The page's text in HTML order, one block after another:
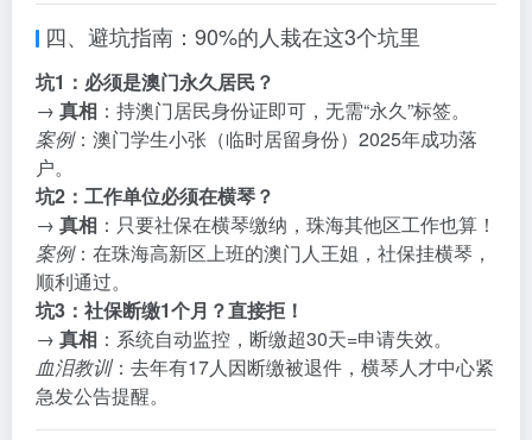
四、避坑指南：90%的人栽在这3个坑里
坑1：必须是澳门永久居民？
→ 真相 ：持澳门居民身份证即可，无需“永久”标签。
案例：澳门学生小张（临时居留身份）2025年成功落
户。
坑2：工作单位必须在横琴？
→ 真相 ：只要社保在横琴缴纳，珠海其他区工作也算！
案例：在珠海高新区上班的澳门人王姐，社保挂横琴，
顺利通过。
坑3：社保断缴1个月？直接拒！
→ 真相 ：系统自动监控，断缴超30天=申请失效。
血泪教训：去年有17人因断缴被退件，横琴人才中心紧
急发公告提醒。